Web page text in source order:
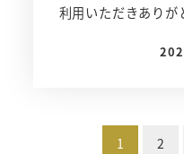
利用いただきありが
投稿
1 2